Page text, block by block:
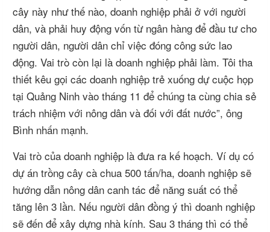
cây này như thế nào, doanh nghiệp phải ở với người
dân, và phải huy động vốn từ ngân hàng để đầu tư cho
người dân, người dân chỉ việc đóng công sức lao
động. Vai trò còn lại là doanh nghiệp phải làm. Tôi tha
thiết kêu gọi các doanh nghiệp trẻ xuống dự cuộc họp
tại Quảng Ninh vào tháng 11 để chúng ta cùng chia sẻ
trách nhiệm với nông dân và đối với đất nước”, ông
Bình nhấn mạnh.
Vai trò của doanh nghiệp là đưa ra kế hoạch. Ví dụ có
dự án trồng cây cà chua 500 tấn/ha, doanh nghiệp sẽ
hướng dẫn nông dân canh tác để năng suất có thể
tăng lên 3 lần. Nếu người dân đồng ý thì doanh nghiệp
sẽ đến để xây dựng nhà kính. Sau 3 tháng thì có thể